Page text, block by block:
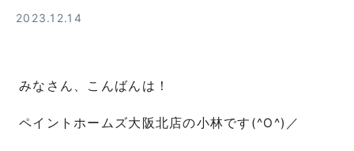
2023.12.14
みなさん、こんばんは！
ペイントホームズ大阪北店の小林です(^O^)／